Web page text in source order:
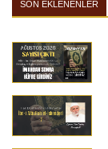
SON EKLENENLER